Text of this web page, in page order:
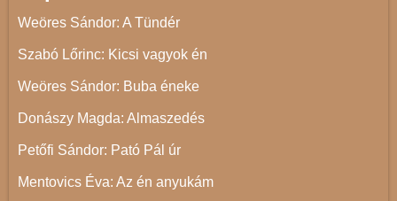
Weöres Sándor: A Tündér
Szabó Lőrinc: Kicsi vagyok én
Weöres Sándor: Buba éneke
Donászy Magda: Almaszedés
Petőfi Sándor: Pató Pál úr
Mentovics Éva: Az én anyukám